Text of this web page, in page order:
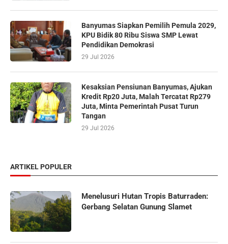
Banyumas Siapkan Pemilih Pemula 2029,
KPU Bidik 80 Ribu Siswa SMP Lewat
Pendidikan Demokrasi
29 Jul 2026
Kesaksian Pensiunan Banyumas, Ajukan
Kredit Rp20 Juta, Malah Tercatat Rp279
Juta, Minta Pemerintah Pusat Turun
Tangan
29 Jul 2026
ARTIKEL POPULER
Menelusuri Hutan Tropis Baturraden:
Gerbang Selatan Gunung Slamet